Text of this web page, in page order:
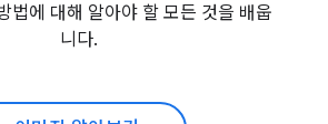
법에 대해 알아야 할 모든 것을 배웁
니다.